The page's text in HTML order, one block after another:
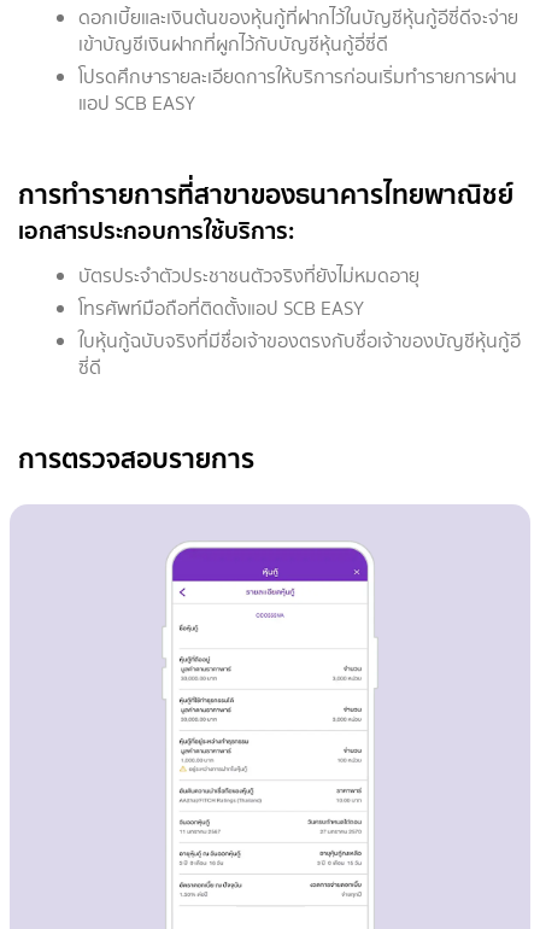
ดอกเบี้ยและเงินต้นของหุ้นกู้ที่ฝากไว้ในบัญชีหุ้นกู้อีซี่ดีจะจ่าย
เข้าบัญชีเงินฝากที่ผูกไว้กับบัญชีหุ้นกู้อี่ซี่ดี
โปรดศึกษารายละเอียดการให้บริการก่อนเริ่มทำรายการผ่าน
แอป SCB EASY
การทำรายการที่สาขาของธนาคารไทยพาณิชย์
เอกสารประกอบการใช้บริการ:
บัตรประจำตัวประชาชนตัวจริงที่ยังไม่หมดอายุ
โทรศัพท์มือถือที่ติดตั้งแอป SCB EASY
ใบหุ้นกู้ฉบับจริงที่มีชื่อเจ้าของตรงกับชื่อเจ้าของบัญชีหุ้นกู้อี
ซี่ดี
การตรวจสอบรายการ